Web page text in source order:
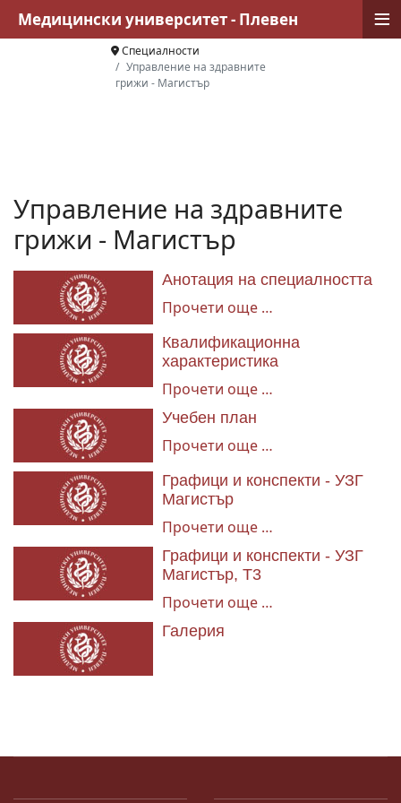
Специалности
Управление на здравните
грижи - Магистър
Управление на здравните
грижи - Магистър
Анотация на специалността
Прочети още …
Квалификационна
характеристика
Прочети още …
Учебен план
Прочети още …
Графици и конспекти - УЗГ
Магистър
Прочети още …
Графици и конспекти - УЗГ
Магистър, Т3
Прочети още …
Галерия
Медицински университет - Плевен ≡